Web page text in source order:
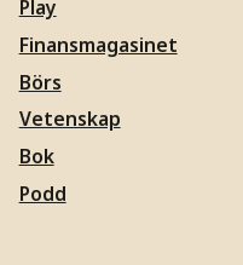
Play
Finansmagasinet
Börs
Vetenskap
Bok
Podd